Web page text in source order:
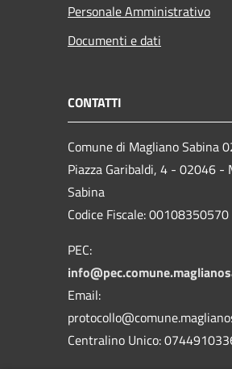
Personale Amministrativo
Documenti e dati
CONTATTI
Comune di Magliano Sabina
Piazza Garibaldi, 4 - 02046 -
Sabina
Codice Fiscale: 00108350570
PEC:
Email:
Centralino Unico: